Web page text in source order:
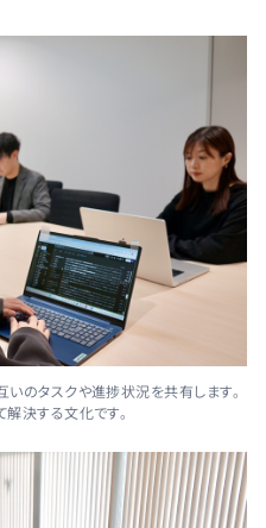
いのタスクや進捗状況を共有します。
解決する文化です。